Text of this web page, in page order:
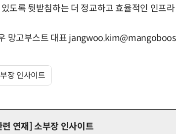
있도록 뒷받침하는 더 정교하고 효율적인 인프
망고부스트 대표
장 인사이트
련 연재]
소부장 인사이트